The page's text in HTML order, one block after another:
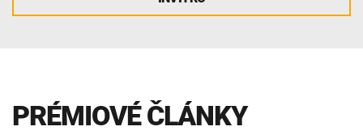
PRÉMIOVÉ ČLÁNKY